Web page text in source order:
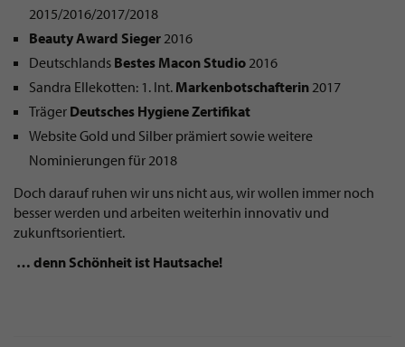
2015/2016/2017/2018
Beauty Award Sieger 2016
Deutschlands Bestes Macon Studio 2016
Sandra Ellekotten: 1. Int. Markenbotschafterin 2017
Träger Deutsches Hygiene Zertifikat
Website Gold und Silber prämiert sowie weitere
Nominierungen für 2018
Doch darauf ruhen wir uns nicht aus, wir wollen immer noch
besser werden und arbeiten weiterhin innovativ und
zukunftsorientiert.
… denn Schönheit ist Hautsache!